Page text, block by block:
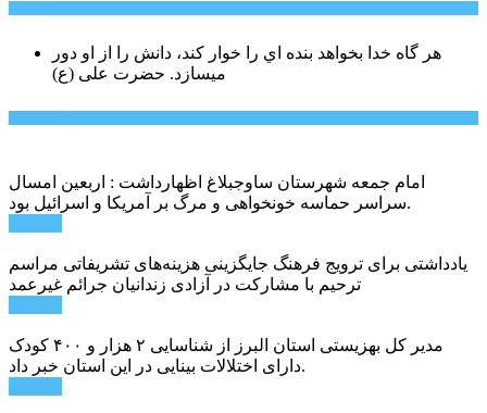
هر گاه خدا بخواهد بنده اي را خوار كند، دانش را از او دور
میسازد. حضرت علی (ع)
امام جمعه شهرستان ساوجبلاغ اظهارداشت : اربعین امسال
سراسر حماسه خونخواهی و مرگ بر آمریکا و اسرائیل بود.
یادداشتی برای ترویج فرهنگ جایگزینی هزینه‌های تشریفاتی مراسم
ترحیم با مشارکت در آزادی زندانیان جرائم غیرعمد
مدیر کل بهزیستی استان البرز از شناسایی ۲ هزار و ۴۰۰ کودک
دارای اختلالات بینایی در این استان خبر داد.